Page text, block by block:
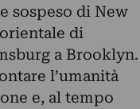
sospeso di New
di
a Brooklyn.
l’umanità
e, al tempo